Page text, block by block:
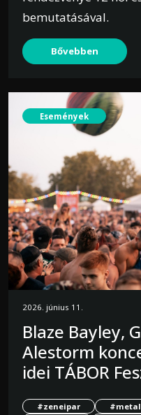
bemutatásával.
Bővebben
Események
2026. június 11.
Blaze Bayley,
Alestorm
idei TÁBOR
#zeneipar #metal